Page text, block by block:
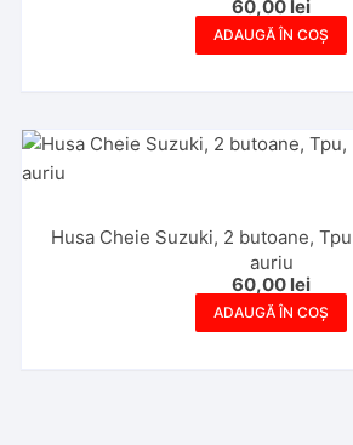
60,00 lei
ADAUGĂ ÎN COȘ
Husa Cheie Suzuki, 2 butoane,
auriu
60,00 lei
ADAUGĂ ÎN COȘ